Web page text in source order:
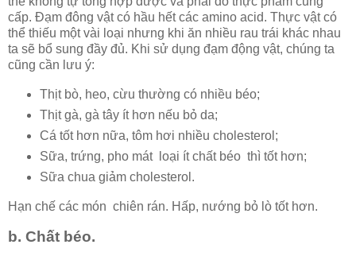
cấp. Đạm đông vật có hầu hết các amino acid. Thực vật có
thể thiếu một vài loại nhưng khi ăn nhiều rau trái khác nhau
ta sẽ bổ sung đầy đủ. Khi sử dụng đạm động vật, chúng ta
cũng cần lưu ý:
Thịt bò, heo, cừu thường có nhiều béo;
Thịt gà, gà tây ít hơn nếu bỏ da;
Cá tốt hơn nữa, tôm hơi nhiều cholesterol;
Sữa, trứng, pho mát loại ít chất béo thì tốt hơn;
Sữa chua giảm cholesterol.
Hạn chế các món chiên rán. Hấp, nướng bỏ lò tốt hơn.
b. Chất béo.